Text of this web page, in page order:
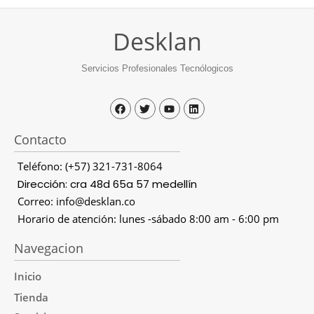
Desklan
Servicios Profesionales Tecnólogicos
Contacto
Teléfono: (+57) 321-731-8064
Dirección: cra 48d 65a 57 medellín
Correo: info@desklan.co
Horario de atención: lunes -sábado 8:00 am - 6:00 pm
Navegacion
Inicio
Tienda